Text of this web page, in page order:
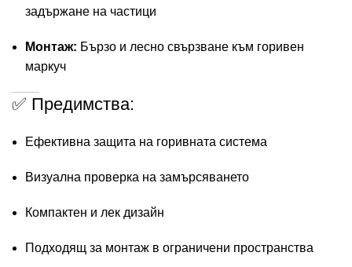
задържане на частици
Монтаж: Бързо и лесно свързване към горивен
маркуч
✅ Предимства:
Ефективна защита на горивната система
Визуална проверка на замърсяването
Компактен и лек дизайн
Подходящ за монтаж в ограничени пространства